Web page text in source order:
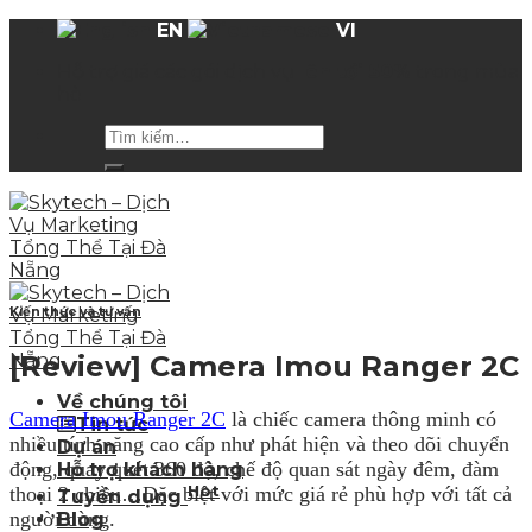
EN
VI
Về chúng tôi
Tin tức
Dự án
Hỗ trợ khách hàng
Tuyển dụngHot
Blog
Kiến thức và tư vấn
[Review] Camera Imou Ranger 2C
Camera Imou Ranger 2C là chiếc camera thông minh có
nhiều tính năng cao cấp như phát hiện và theo dõi chuyển
động, quay quét 360 độ, chế độ quan sát ngày đêm, đàm
thoại 2 chiều…Đặc biệt với mức giá rẻ phù hợp với tất cả
người dùng.